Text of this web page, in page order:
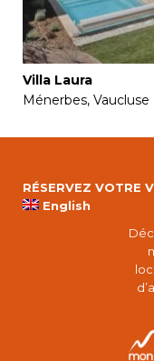
Villa Laura
Ménerbes, Vaucluse
RÉSERVEZ VOTRE
English